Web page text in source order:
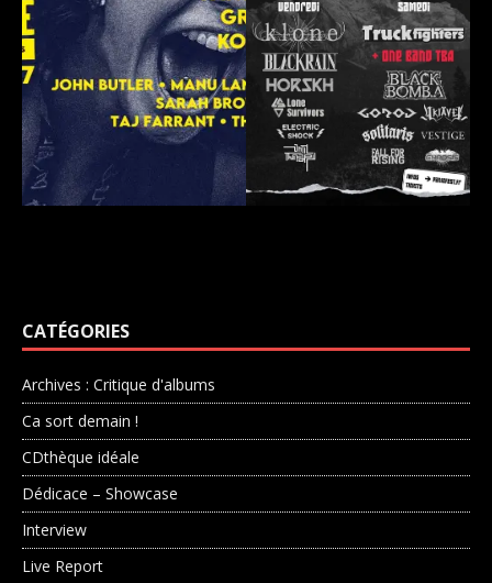
CATÉGORIES
Archives : Critique d'albums
Ca sort demain !
CDthèque idéale
Dédicace – Showcase
Interview
Live Report